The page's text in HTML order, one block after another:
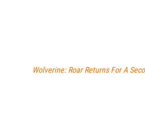
Wolverine: Roar Returns For A